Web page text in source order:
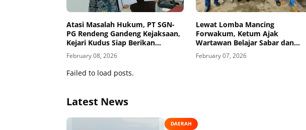
Atasi Masalah Hukum, PT SGN-
PG Rendeng Gandeng Kejaksaan,
Kejari Kudus Siap Berikan
Pendampingan Hukum Bidang
Datun
February 08, 2026
Lewat Lomba Mancing
Forwakum, Ketum Ajak
Wartawan Belajar Sabar dan
Fokus, Zamzam Siregar: Mancing
Ajarkan Kesabaran dan Soliditas
February 07, 2026
Failed to load posts.
Latest News
DAERAH